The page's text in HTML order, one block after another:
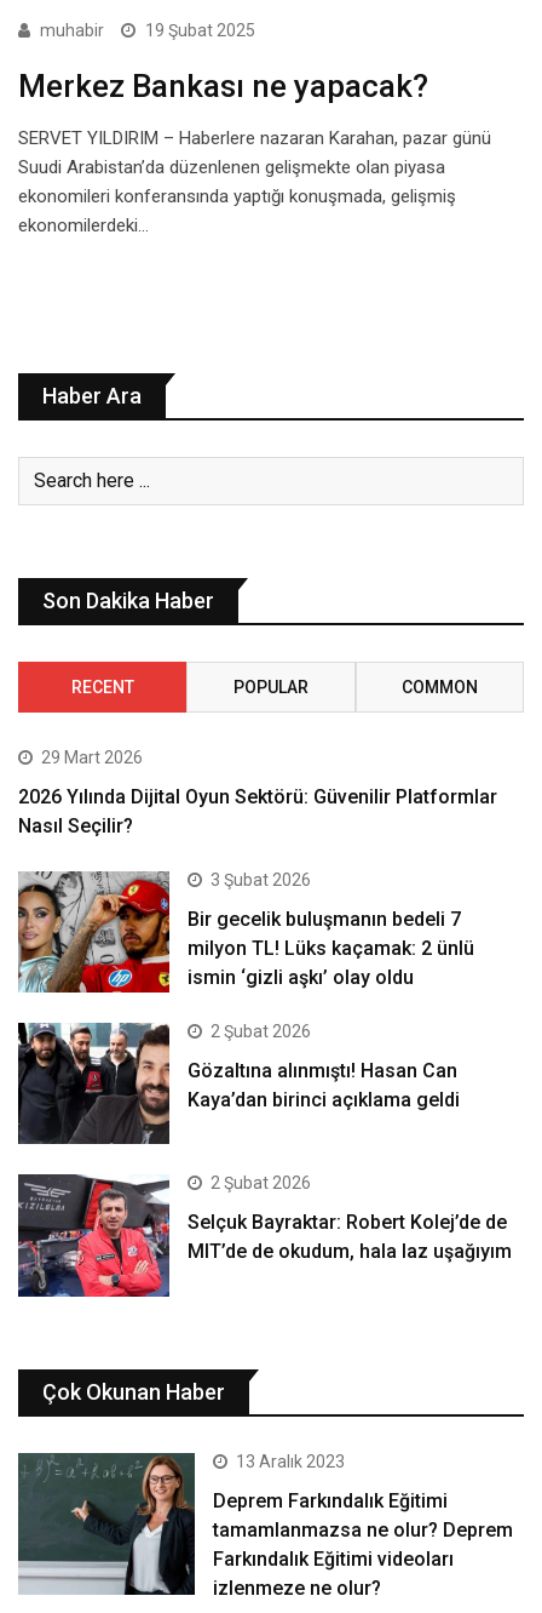
muhabir 19 Şubat 2025
Merkez Bankası ne yapacak?
SERVET YILDIRIM – Haberlere nazaran Karahan, pazar günü
Suudi Arabistan’da düzenlenen gelişmekte olan piyasa
ekonomileri konferansında yaptığı konuşmada, gelişmiş
ekonomilerdeki…
Haber Ara
Son Dakika Haber
RECENT POPULAR COMMON
29 Mart 2026
2026 Yılında Dijital Oyun Sektörü: Güvenilir Platformlar
Nasıl Seçilir?
3 Şubat 2026
Bir gecelik buluşmanın bedeli 7
milyon TL! Lüks kaçamak: 2 ünlü
ismin ‘gizli aşkı’ olay oldu
2 Şubat 2026
Gözaltına alınmıştı! Hasan Can
Kaya’dan birinci açıklama geldi
2 Şubat 2026
Selçuk Bayraktar: Robert Kolej’de de
MIT’de de okudum, hala laz uşağıyım
Çok Okunan Haber
13 Aralık 2023
Deprem Farkındalık Eğitimi
tamamlanmazsa ne olur? Deprem
Farkındalık Eğitimi videoları
izlenmeze ne olur?